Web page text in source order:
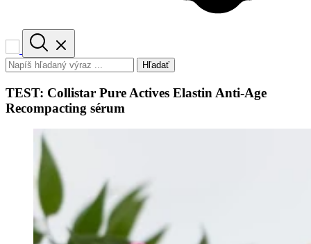
Hľadať
TEST: Collistar Pure Actives Elastin Anti-Age
Recompacting sérum